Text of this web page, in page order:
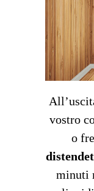
vostro
o
minuti